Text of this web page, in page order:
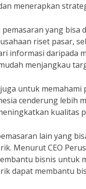
menerapkan
yang bisa
riset pasar,
informasi daripada
menjangkau
untuk
cenderung lebih
kualitas
lain yang
Menurut CEO
bisnis untuk
dapat membantu